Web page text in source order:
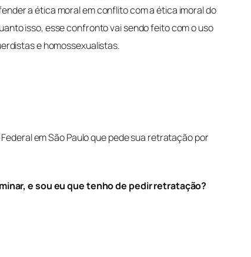
a ética moral em conflito com a ética imoral do
isso, esse confronto vai sendo feito com o uso
e homossexualistas.
em São Paulo que pede sua retratação por
e sou eu que tenho de pedir retratação?